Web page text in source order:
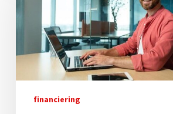
Outlet:
slimme
voor
professionals
financiering